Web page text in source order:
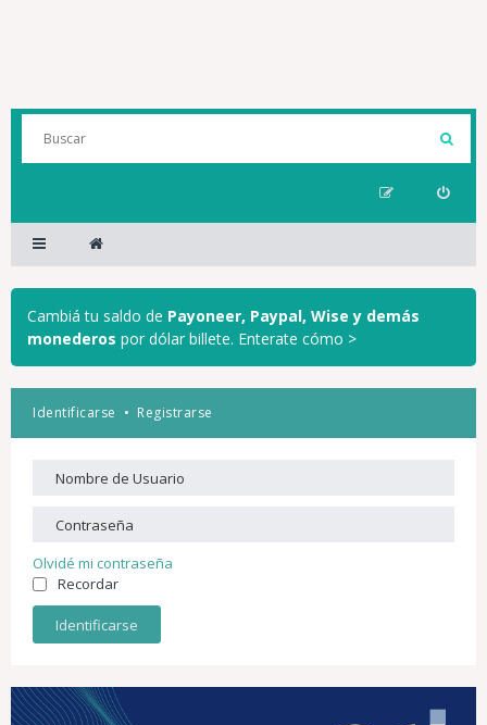
Cambiá tu saldo de Payoneer, Paypal, Wise y demás
monederos por dólar billete. Enterate cómo >
Identificarse • Registrarse
Olvidé mi contraseña
Recordar